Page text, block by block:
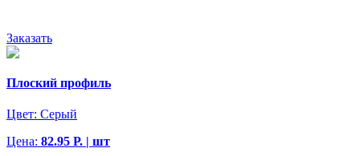
Заказать
Плоский профиль
Цвет: Серый
Цена: 82.95 Р. | шт